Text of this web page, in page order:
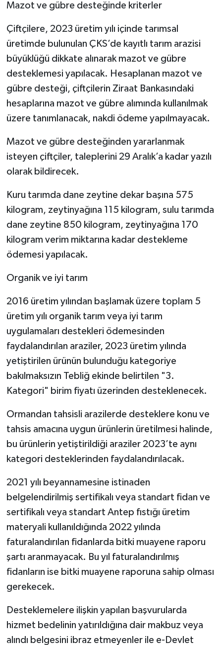
Mazot ve gübre desteğinde kriterler
Çiftçilere, 2023 üretim yılı içinde tarımsal
üretimde bulunulan ÇKS’de kayıtlı tarım arazisi
büyüklüğü dikkate alınarak mazot ve gübre
desteklemesi yapılacak. Hesaplanan mazot ve
gübre desteği, çiftçilerin Ziraat Bankasındaki
hesaplarına mazot ve gübre alımında kullanılmak
üzere tanımlanacak, nakdi ödeme yapılmayacak.
Mazot ve gübre desteğinden yararlanmak
isteyen çiftçiler, taleplerini 29 Aralık’a kadar yazılı
olarak bildirecek.
Kuru tarımda dane zeytine dekar başına 575
kilogram, zeytinyağına 115 kilogram, sulu tarımda
dane zeytine 850 kilogram, zeytinyağına 170
kilogram verim miktarına kadar destekleme
ödemesi yapılacak.
Organik ve iyi tarım
2016 üretim yılından başlamak üzere toplam 5
üretim yılı organik tarım veya iyi tarım
uygulamaları destekleri ödemesinden
faydalandırılan araziler, 2023 üretim yılında
yetiştirilen ürünün bulunduğu kategoriye
bakılmaksızın Tebliğ ekinde belirtilen "3.
Kategori" birim fiyatı üzerinden desteklenecek.
Ormandan tahsisli arazilerde desteklere konu ve
tahsis amacına uygun ürünlerin üretilmesi halinde,
bu ürünlerin yetiştirildiği araziler 2023’te aynı
kategori desteklerinden faydalandırılacak.
2021 yılı beyannamesine istinaden
belgelendirilmiş sertifikalı veya standart fidan ve
sertifikalı veya standart Antep fıstığı üretim
materyali kullanıldığında 2022 yılında
faturalandırılan fidanlarda bitki muayene raporu
şartı aranmayacak. Bu yıl faturalandırılmış
fidanların ise bitki muayene raporuna sahip olması
gerekecek.
Desteklemelere ilişkin yapılan başvurularda
hizmet bedelinin yatırıldığına dair makbuz veya
alındı belgesini ibraz etmeyenler ile e-Devlet